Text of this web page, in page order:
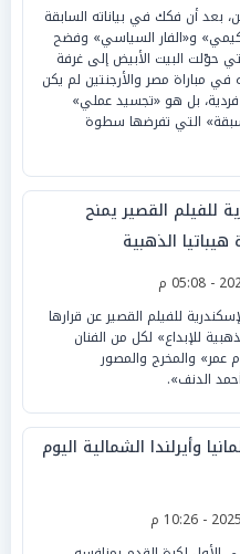
بعد أن فكك في بياناته السابقة
و«الفار السياسي» وفضح
حوّلت البيت الأبيض إلى غرفة
في مباراة مصر والأرجنتين لم يكن
فردية، بل هو «تجسيد عملي»
التي تفرضها سطوة
للفيلم القصير يمنح
الذهبية
للفيلم القصير عن قرارها
للإبداع» لكل من الفنان
عمر» والمخرج والمصور
الدنف».
وأيرلندا الشمالية اليوم